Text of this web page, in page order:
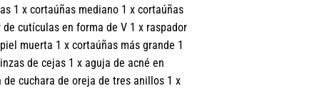
1 x cortaúñas mediano 1 x cortaúñas
cutículas en forma de V 1 x raspador
muerta 1 x cortaúñas más grande 1
de cejas 1 x aguja de acné en
cuchara de oreja de tres anillos 1 x